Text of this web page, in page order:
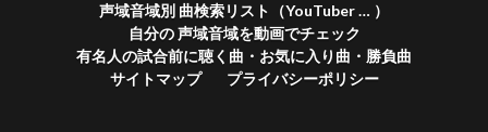
声域音域別 曲検索リスト（YouTuber … ）
自分の 声域音域を動画でチェック
有名人の試合前に聴く曲・お気に入り曲・勝負曲
サイトマップ
プライバシーポリシー